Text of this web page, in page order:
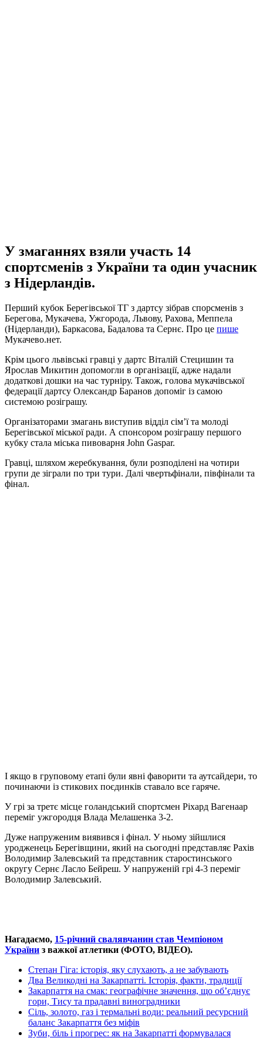
У змаганнях взяли участь 14
спортсменів з України та один учасник
з Нідерландів.
Перший кубок Берегівської ТГ з дартсу зібрав спорсменів з
Берегова, Мукачева, Ужгорода, Львову, Рахова, Меппела
(Нідерланди), Баркасова, Бадалова та Сернє. Про це пише
Мукачево.нет.
Крім цього львівські гравці у дартс Віталій Стецишин та
Ярослав Микитин допомогли в організації, адже надали
додаткові дошки на час турніру. Також, голова мукачівської
федерації дартсу Олександр Баранов допоміг із самою
системою розіграшу.
Організаторами змагань виступив відділ сім’ї та молоді
Берегівської міської ради. А спонсором розіграшу першого
кубку стала міська пивоварня John Gaspar.
Гравці, шляхом жеребкування, були розподілені на чотири
групи де зіграли по три тури. Далі чвертьфінали, півфінали та
фінал.
І якщо в груповому етапі були явні фаворити та аутсайдери, то
починаючи із стикових поєдинків ставало все гаряче.
У грі за третє місце голандський спортсмен Ріхард Вагенаар
переміг ужгородця Влада Мелашенка 3-2.
Дуже напруженим виявився і фінал. У ньому зійшлися
уродженець Берегівщини, який на сьогодні представляє Рахів
Володимир Залевський та представник старостинського
округу Сернє Ласло Бейреш. У напруженій грі 4-3 переміг
Володимир Залевський.
Нагадаємо, 15-річний свалявчанин став Чемпіоном
України з важкої атлетики (ФОТО, ВІДЕО).
Степан Гіга: історія, яку слухають, а не забувають
Два Великодні на Закарпатті. Історія, факти, традиції
Закарпаття на смак: географічне значення, що об’єднує
гори, Тису та прадавні виноградники
Сіль, золото, газ і термальні води: реальний ресурсний
баланс Закарпаття без міфів
Зуби, біль і прогрес: як на Закарпатті формувалася